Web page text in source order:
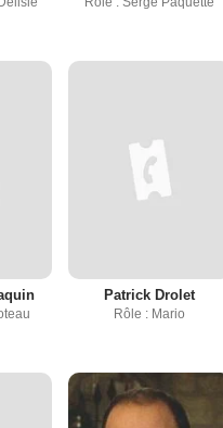
Patrick Drolet
Rôle : Mario